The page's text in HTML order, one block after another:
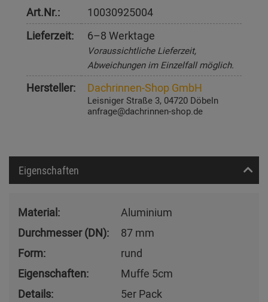
Art.Nr.:
10030925004
Lieferzeit:
6–8 Werktage
Voraussichtliche Lieferzeit,
Abweichungen im Einzelfall möglich.
Hersteller: Dachrinnen-Shop GmbH
Leisniger Straße 3, 04720 Döbeln
anfrage@dachrinnen-shop.de
Eigenschaften
Material:
Aluminium
Durchmesser (DN):
87 mm
Form:
rund
Eigenschaften:
Muffe 5cm
Details:
5er Pack